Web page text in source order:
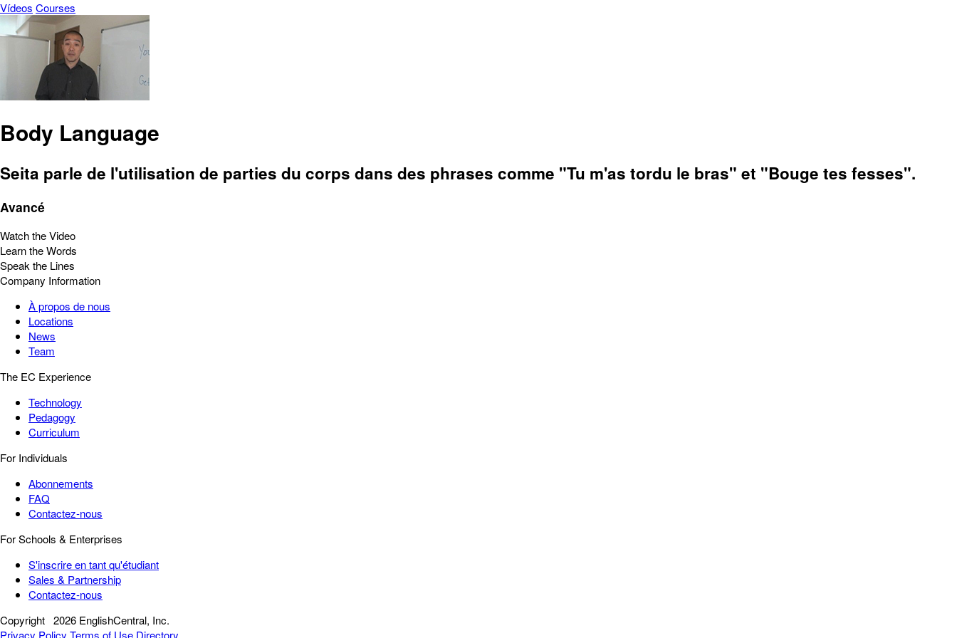
Vídeos Courses
Body Language
Seita parle de l'utilisation de parties du corps dans des phrases comme "Tu m'as tordu le bras" et "Bouge tes fesses".
Avancé
Watch the Video
Learn the Words
Speak the Lines
Company Information
À propos de nous
Locations
News
Team
The EC Experience
Technology
Pedagogy
Curriculum
For Individuals
Abonnements
FAQ
Contactez-nous
For Schools & Enterprises
S'inscrire en tant qu'étudiant
Sales & Partnership
Contactez-nous
Copyright 2026 EnglishCentral, Inc.